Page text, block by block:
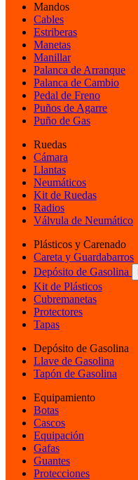
Mandos
Cables
Estriberas
Manetas
Manillar
Palanca de Arranque
Palanca de Cambio
Pedal de Freno
Puños de Agarre
Puño de Gas
Ruedas
Cámara
Llantas
Neumáticos
Kit de Ruedas
Radios
Válvula de Neumático
Plásticos y Carenado
Careta y Guardabarros
Depósito de Gasolina
Kit de Plásticos
Cubremanetas
Protectores
Tapas
Depósito de Gasolina
Llave de Gasolina
Tapón de Gasolina
Equipamiento
Botas
Cascos
Equipación
Gafas
Guantes
Protecciones